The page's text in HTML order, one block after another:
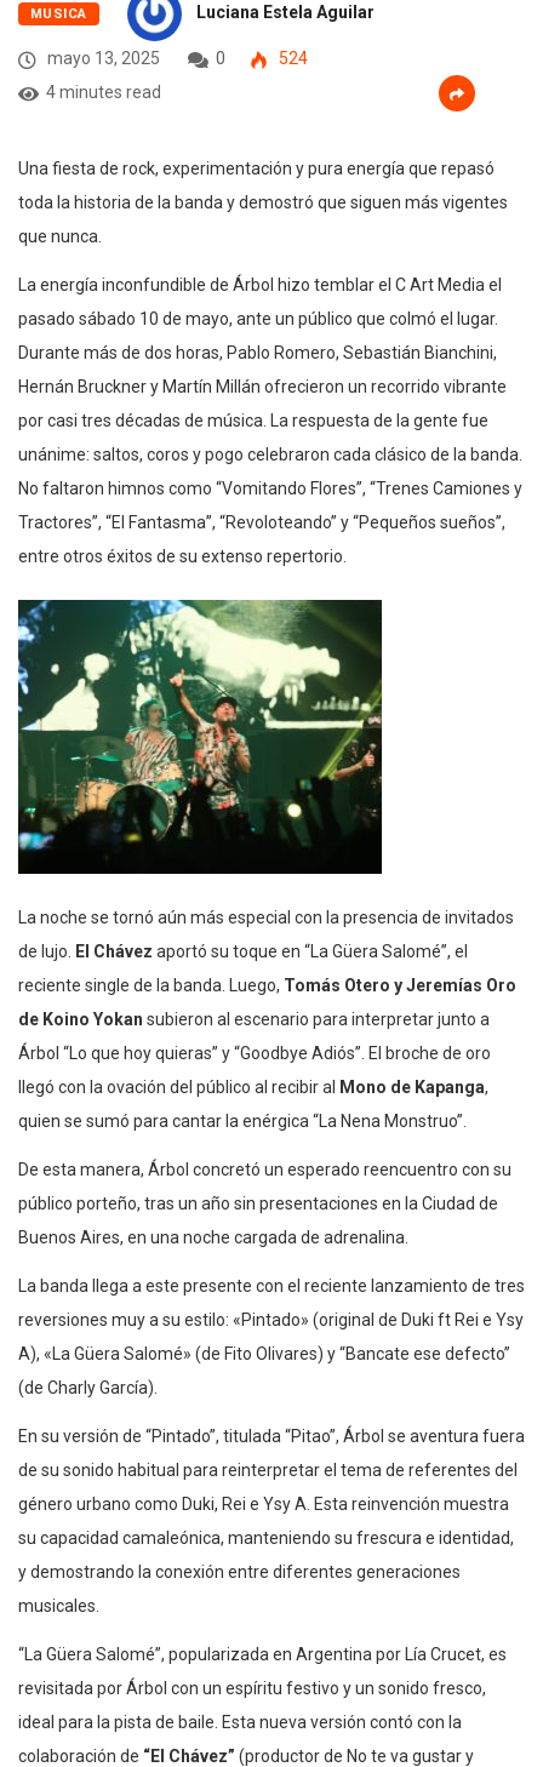
MUSICA Luciana Estela Aguilar
mayo 13, 2025 0
524
4 minutes read
Una fiesta de rock, experimentación y pura energía que repasó
toda la historia de la banda y demostró que siguen más vigentes
que nunca.
La energía inconfundible de Árbol hizo temblar el C Art Media el
pasado sábado 10 de mayo, ante un público que colmó el lugar.
Durante más de dos horas, Pablo Romero, Sebastián Bianchini,
Hernán Bruckner y Martín Millán ofrecieron un recorrido vibrante
por casi tres décadas de música. La respuesta de la gente fue
unánime: saltos, coros y pogo celebraron cada clásico de la banda.
No faltaron himnos como “Vomitando Flores”, “Trenes Camiones y
Tractores”, “El Fantasma”, “Revoloteando” y “Pequeños sueños”,
entre otros éxitos de su extenso repertorio.
La noche se tornó aún más especial con la presencia de invitados
de lujo.
El Chávez aportó su toque en “La Güera Salomé”, el
reciente single de la banda. Luego, Tomás Otero y Jeremías Oro
de Koino Yokan subieron al escenario para interpretar junto a
Árbol “Lo que hoy quieras” y “Goodbye Adiós”. El broche de oro
llegó con la ovación del público al recibir al
Mono de Kapanga,
quien se sumó para cantar la enérgica “La Nena Monstruo”.
De esta manera, Árbol concretó un esperado reencuentro con su
público porteño, tras un año sin presentaciones en la Ciudad de
Buenos Aires, en una noche cargada de adrenalina.
La banda llega a este presente con el reciente lanzamiento de tres
reversiones muy a su estilo: «Pintado» (original de Duki ft Rei e Ysy
A), «La Güera Salomé» (de Fito Olivares) y “Bancate ese defecto”
(de Charly García).
En su versión de “Pintado”, titulada “Pitao”, Árbol se aventura fuera
de su sonido habitual para reinterpretar el tema de referentes del
género urbano como Duki, Rei e Ysy A. Esta reinvención muestra
su capacidad camaleónica, manteniendo su frescura e identidad,
y demostrando la conexión entre diferentes generaciones
musicales.
“La Güera Salomé”, popularizada en Argentina por Lía Crucet, es
revisitada por Árbol con un espíritu festivo y un sonido fresco,
ideal para la pista de baile. Esta nueva versión contó con la
colaboración de “El Chávez” (productor de No te va gustar y